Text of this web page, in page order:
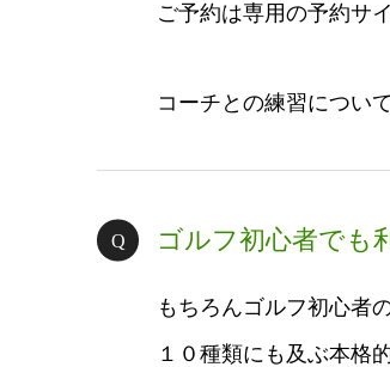
ご予約は専用の予約サ
コーチとの練習につい
ゴルフ初心者でも
もちろんゴルフ初心者
１０種類にも及ぶ本格